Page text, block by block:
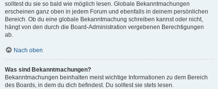
solltest du sie so bald wie möglich lesen. Globale Bekanntmachungen
erscheinen ganz oben in jedem Forum und ebenfalls in deinem persönlichen
Bereich. Ob du eine globale Bekanntmachung schreiben kannst oder nicht,
hängt von den durch die Board-Administration vergebenen Berechtigungen
ab.
Nach oben
Was sind Bekanntmachungen?
Bekanntmachungen beinhalten meist wichtige Informationen zu dem Bereich
des Boards, in dem du dich befindest. Du solltest sie stets lesen.